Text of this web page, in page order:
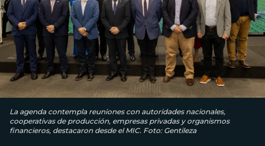
La agenda contempla reuniones con autoridades nacionales,
cooperativas de producción, empresas privadas y organismos
financieros, destacaron desde el MIC. Foto: Gentileza